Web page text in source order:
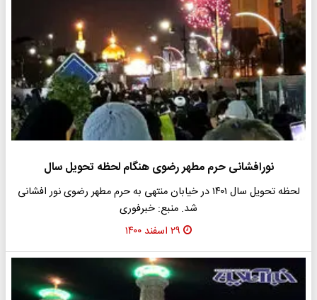
نورافشانی حرم مطهر رضوی هنگام لحظه تحویل سال
لحظه تحویل سال ۱۴۰۱ در خیابان منتهی به حرم مطهر رضوی نور افشانی
شد. منبع: خبرفوری
۲۹ اسفند ۱۴۰۰